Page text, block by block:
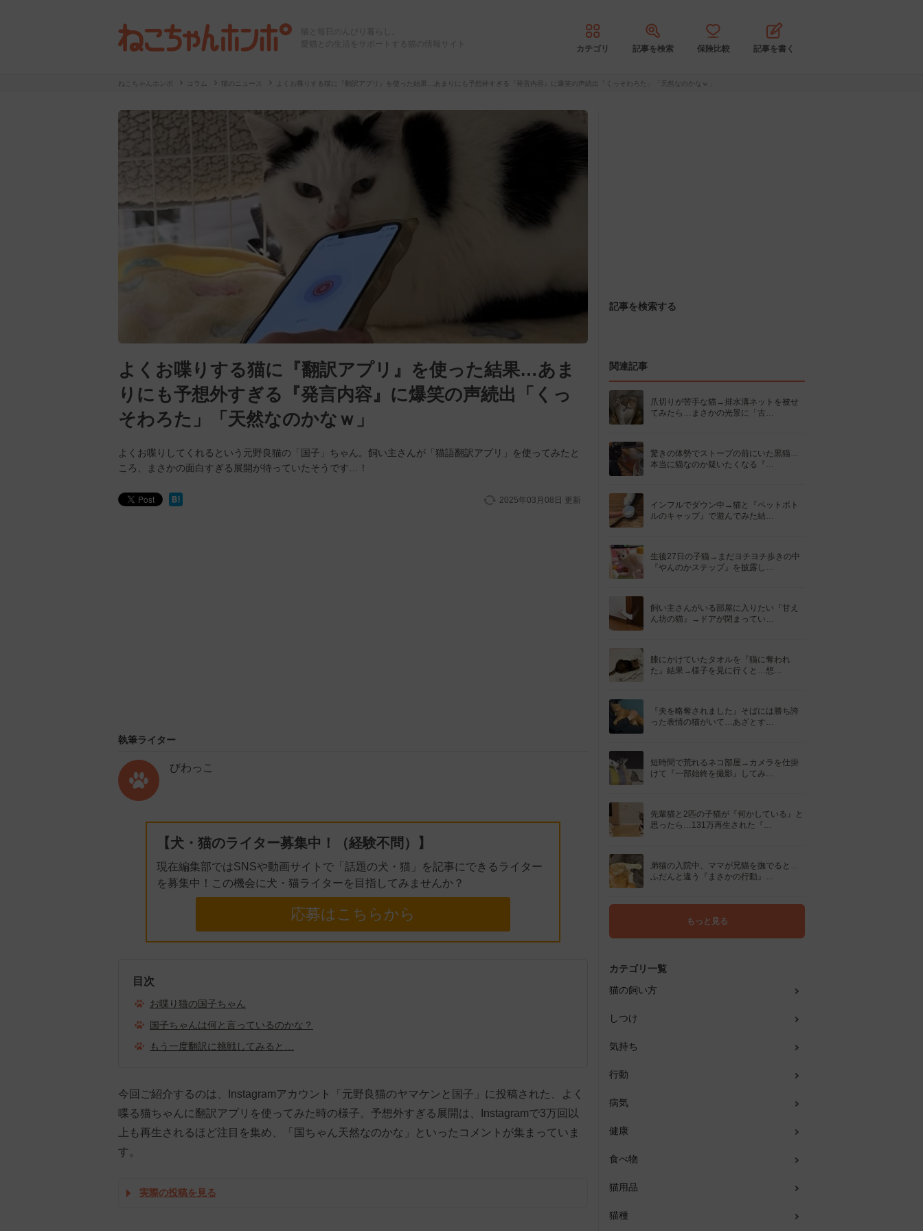
猫と毎日のんびり暮らし。
愛猫との生活をサポートする猫の情報サイト
カテゴリ 記事を検索 保険比較 記事を書く
ねこちゃんホンポ コラム 猫のニュース よくお喋りする猫に『翻訳アプリ』を使った結果…あまりにも予想外すぎる『発言内容』に爆笑の声続出「くっそわろた」「天然なのかなｗ」
よくお喋りする猫に『翻訳アプリ』を使った結果…あま
りにも予想外すぎる『発言内容』に爆笑の声続出「くっ
そわろた」「天然なのかなｗ」
よくお喋りしてくれるという元野良猫の「国子」ちゃん。飼い主さんが「猫語翻訳アプリ」を使ってみたと
ころ、まさかの面白すぎる展開が待っていたそうです…！
2025年03月08日 更新
執筆ライター
びわっこ
【犬・猫のライター募集中！（経験不問）】
現在編集部ではSNSや動画サイトで「話題の犬・猫」を記事にできるライター
を募集中！この機会に犬・猫ライターを目指してみませんか？
応募はこちらから
目次
お喋り猫の国子ちゃん
国子ちゃんは何と言っているのかな？
もう一度翻訳に挑戦してみると…
今回ご紹介するのは、Instagramアカウント「元野良猫のヤマケンと国子」に投稿された、よく
喋る猫ちゃんに翻訳アプリを使ってみた時の様子。予想外すぎる展開は、Instagramで3万回以
上も再生されるほど注目を集め、「国ちゃん天然なのかな」といったコメントが集まっていま
す。
実際の投稿を見る
記事を検索する
関連記事
爪切りが苦手な猫→排水溝ネットを被せ
てみたら…まさかの光景に「古…
驚きの体勢でストーブの前にいた黒猫…
本当に猫なのか疑いたくなる『…
インフルでダウン中→猫と『ペットボト
ルのキャップ』で遊んでみた結…
生後27日の子猫→まだヨチヨチ歩きの中
『やんのかステップ』を披露し…
飼い主さんがいる部屋に入りたい『甘え
ん坊の猫』→ドアが閉まってい…
膝にかけていたタオルを『猫に奪われ
た』結果→様子を見に行くと…想…
『夫を略奪されました』そばには勝ち誇
った表情の猫がいて…あざとす…
短時間で荒れるネコ部屋→カメラを仕掛
けて『一部始終を撮影』してみ…
先輩猫と2匹の子猫が『何かしている』と
思ったら…131万再生された『…
弟猫の入院中、ママが兄猫を撫でると…
ふだんと違う『まさかの行動』…
もっと見る
カテゴリ一覧
猫の飼い方
しつけ
気持ち
行動
病気
健康
食べ物
猫用品
猫種